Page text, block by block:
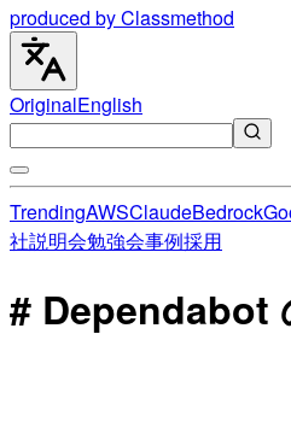
produced by Classmethod
OriginalEnglish
TrendingAWSClaudeBedrock
社説明会勉強会事例採用
# Dependabot